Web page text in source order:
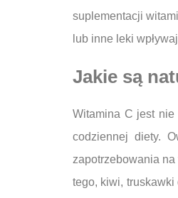
suplementacji
lub inne leki
Jakie są
Witamina C jest nie
codziennej diety.
zapotrzebowania na
tego, kiwi,